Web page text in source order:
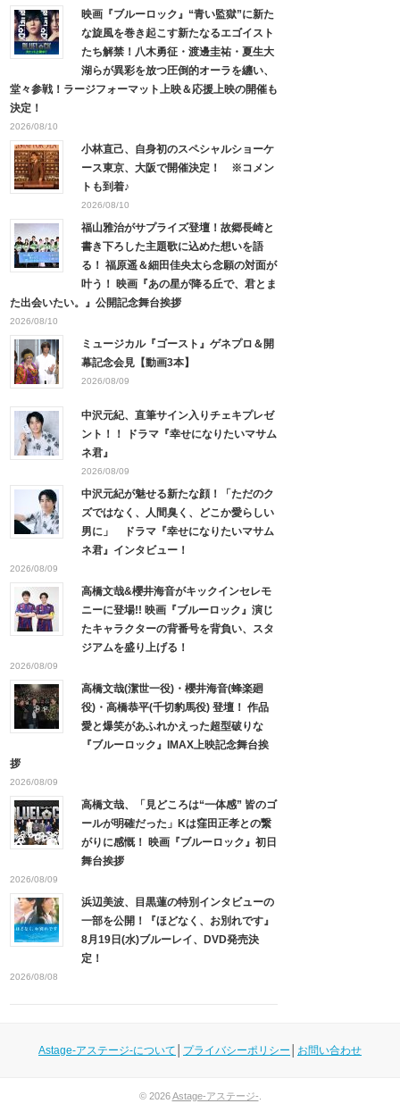
映画『ブルーロック』“青い監獄”に新た
な旋風を巻き起こす新たなるエゴイスト
たち解禁！八木勇征・渡邊圭祐・夏生大
湖らが異彩を放つ圧倒的オーラを纏い、
堂々参戦！ラージフォーマット上映＆応援上映の開催も
決定！
2026/08/10
小林直己、自身初のスペシャルショーケ
ース東京、大阪で開催決定！ ※コメン
トも到着♪
2026/08/10
福山雅治がサプライズ登壇！故郷長崎と
書き下ろした主題歌に込めた想いを語
る！ 福原遥＆細田佳央太ら念願の対面が
叶う！ 映画『あの星が降る丘で、君とま
た出会いたい。』公開記念舞台挨拶
2026/08/10
ミュージカル『ゴースト』ゲネプロ＆開
幕記念会見【動画3本】
2026/08/09
中沢元紀、直筆サイン入りチェキプレゼ
ント！！ ドラマ『幸せになりたいマサム
ネ君』
2026/08/09
中沢元紀が魅せる新たな顔！「ただのク
ズではなく、人間臭く、どこか愛らしい
男に」 ドラマ『幸せになりたいマサム
ネ君』インタビュー！
2026/08/09
高橋文哉&櫻井海音がキックインセレモ
ニーに登場!! 映画『ブルーロック』演じ
たキャラクターの背番号を背負い、スタ
ジアムを盛り上げる！
2026/08/09
高橋文哉(潔世一役)・櫻井海音(蜂楽廻
役)・高橋恭平(千切豹馬役) 登壇！ 作品
愛と爆笑があふれかえった超型破りな
『ブルーロック』IMAX上映記念舞台挨
拶
2026/08/09
高橋文哉、「見どころは“一体感” 皆のゴ
ールが明確だった」Kは窪田正孝との繋
がりに感慨！ 映画『ブルーロック』初日
舞台挨拶
2026/08/09
浜辺美波、目黒蓮の特別インタビューの
一部を公開！『ほどなく、お別れです』
8月19日(水)ブルーレイ、DVD発売決
定！
2026/08/08
Astage-アステージ-について プライバシーポリシー お問い合わせ
© 2026Astage-アステージ-